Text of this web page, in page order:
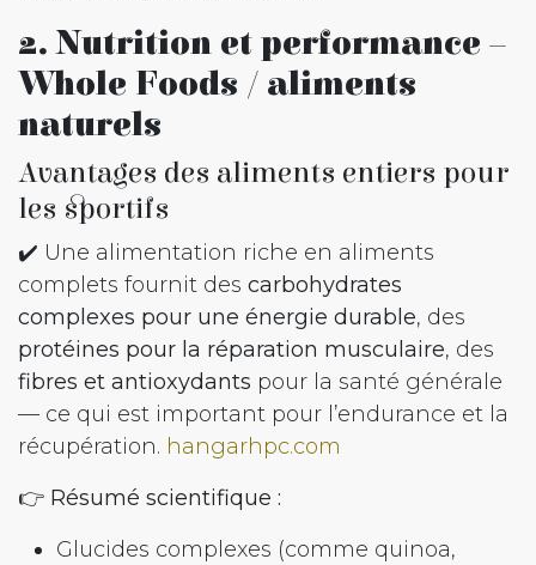
2. Nutrition et performance –
Whole Foods / aliments
naturels
Avantages des aliments entiers pour
les sportifs
✔️ Une alimentation riche en aliments
complets fournit des carbohydrates
complexes pour une énergie durable, des
protéines pour la réparation musculaire, des
fibres et antioxydants pour la santé générale
— ce qui est important pour l’endurance et la
récupération. hangarhpc.com
👉 Résumé scientifique :
Glucides complexes (comme quinoa,